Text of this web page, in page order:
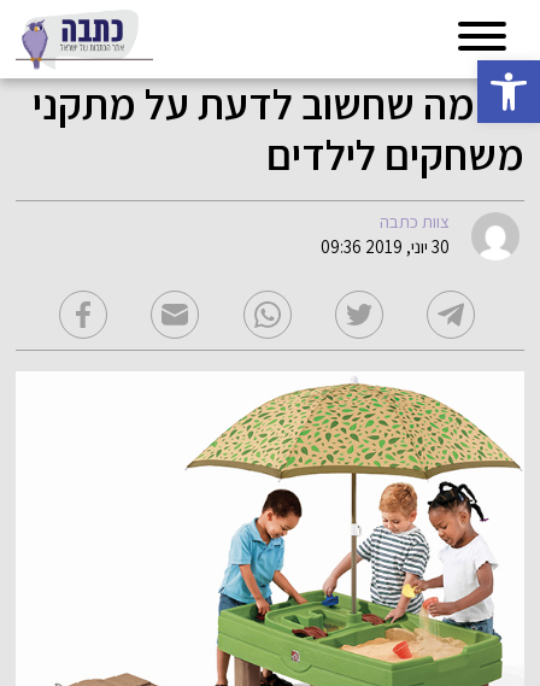
פתח סרגל נגישות
כל מה שחשוב לדעת על מתקני
משחקים לילדים
צוות כתבה
30 יוני, 2019 09:36